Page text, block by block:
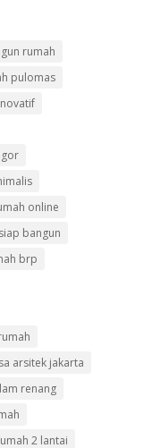
rumah
pulomas
online
bangun
brp
arsitek jakarta
renang
2 lantai